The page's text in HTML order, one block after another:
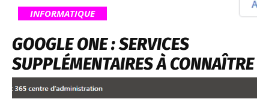
INFORMATIQUE
GOOGLE ONE : SERVICES
SUPPLÉMENTAIRES À CONNAÎTRE